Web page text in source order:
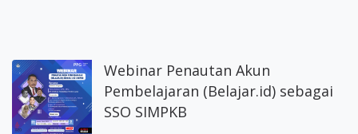
Webinar Penautan Akun
Pembelajaran (Belajar.id) sebagai
SSO SIMPKB